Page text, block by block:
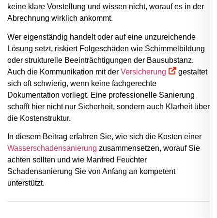
keine klare Vorstellung und wissen nicht, worauf es in der
Abrechnung wirklich ankommt.
Wer eigenständig handelt oder auf eine unzureichende
Lösung setzt, riskiert Folgeschäden wie Schimmelbildung
oder strukturelle Beeinträchtigungen der Bausubstanz.
Auch die Kommunikation mit der Versicherung
gestaltet
sich oft schwierig, wenn keine fachgerechte
Dokumentation vorliegt. Eine professionelle Sanierung
schafft hier nicht nur Sicherheit, sondern auch Klarheit über
die Kostenstruktur.
In diesem Beitrag erfahren Sie, wie sich die Kosten einer
Wasserschadensanierung zusammensetzen, worauf Sie
achten sollten und wie Manfred Feuchter
Schadensanierung Sie von Anfang an kompetent
unterstützt.